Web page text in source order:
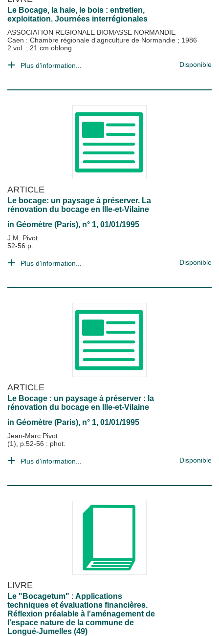
Le Bocage, la haie, le bois : entretien,
exploitation. Journées interrégionales
ASSOCIATION REGIONALE BIOMASSE NORMANDIE
Caen : Chambre régionale d'agriculture de Normandie ; 1986
2 vol. ; 21 cm oblong
Plus d'information... Disponible
ARTICLE
Le bocage: un paysage à préserver. La
rénovation du bocage en Ille-et-Vilaine
in Géomètre (Paris), n° 1, 01/01/1995
J.M. Pivot
52-56 p.
Plus d'information... Disponible
ARTICLE
Le Bocage : un paysage à préserver : la
rénovation du bocage en Ille-et-Vilaine
in Géomètre (Paris), n° 1, 01/01/1995
Jean-Marc Pivot
(1), p.52-56 : phot.
Plus d'information... Disponible
LIVRE
Le "Bocagetum" : Applications
techniques et évaluations financières.
Réflexion préalable à l'aménagement de
l'espace nature de la commune de
Longué-Jumelles (49)